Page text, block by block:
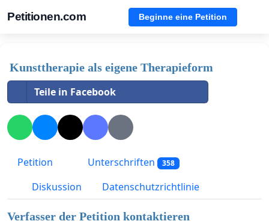
Petitionen.com Beginne eine Petition
Kunsttherapie als eigene Therapieform
Teile in Facebook
Petition Unterschriften 358
Diskussion Datenschutzrichtlinie
Verfasser der Petition kontaktieren